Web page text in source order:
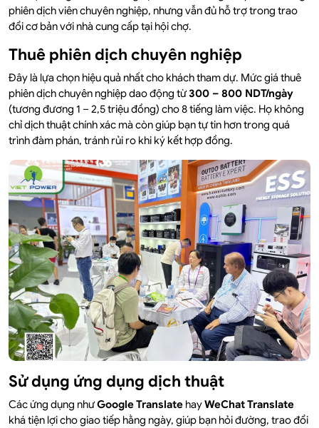
phiên dịch viên chuyên nghiệp, nhưng vẫn đủ hỗ trợ trong trao
đổi cơ bản với nhà cung cấp tại hội chợ.
Thuê phiên dịch chuyên nghiệp
Đây là lựa chọn hiệu quả nhất cho khách tham dự. Mức giá thuê
phiên dịch chuyên nghiệp dao động từ300 – 800 NDT/ngày
(tương đương 1 – 2,5 triệu đồng) cho 8 tiếng làm việc. Họ không
chỉ dịch thuật chính xác mà còn giúp bạn tự tin hơn trong quá
trình đàm phán, tránh rủi ro khi ký kết hợp đồng.
Sử dụng ứng dụng dịch thuật
Các ứng dụng nhưGoogle Translate hayWeChat Translate
khá tiện lợi cho giao tiếp hằng ngày, giúp bạn hỏi đường, trao đổi